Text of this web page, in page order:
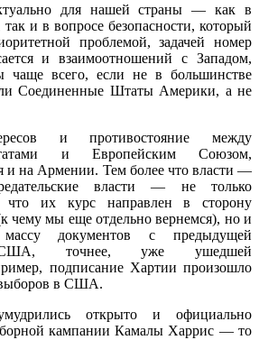
для нашей страны — как в
и в вопросе безопасности, который
проблемой, задачей номер
и взаимоотношений с Западом,
чаще всего, если не в большинстве
Соединенные Штаты Америки, а не
и противостояние между
и Европейским Союзом,
и на Армении. Тем более что власти —
власти — не только
что их курс направлен в сторону
чему мы еще отдельно вернемся), но и
документов с предыдущей
США, точнее, уже ушедшей
подписание Хартии произошло
выборов в США.
открыто и официально
кампании Камалы Харрис — то